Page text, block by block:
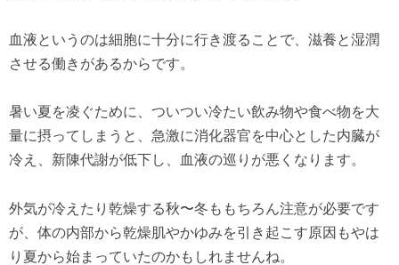
血液というのは細胞に十分に行き渡ることで、滋養と湿潤
させる働きがあるからです。
暑い夏を凌ぐために、ついつい冷たい飲み物や食べ物を大
量に摂ってしまうと、急激に消化器官を中心とした内臓が
冷え、新陳代謝が低下し、血液の巡りが悪くなります。
外気が冷えたり乾燥する秋〜冬ももちろん注意が必要です
が、体の内部から乾燥肌やかゆみを引き起こす原因もやは
り夏から始まっていたのかもしれませんね。